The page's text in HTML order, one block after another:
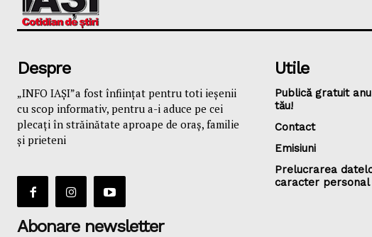
Despre
„INFO IAȘI”a fost înfiinţat pentru toti ieşenii
cu scop informativ, pentru a-i aduce pe cei
plecaţi în străinătate aproape de oraş, familie
și prieteni
Abonare newsletter
Utile
Publică gratuit
tău!
Contact
Emisiuni
Prelucrarea
caracter personal